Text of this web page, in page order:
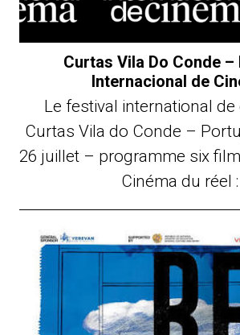
Curtas Vila Do Conde –
Internacional de
Le festival international de
Curtas Vila do Conde –
26 juillet – programme six
Cinéma du réel :